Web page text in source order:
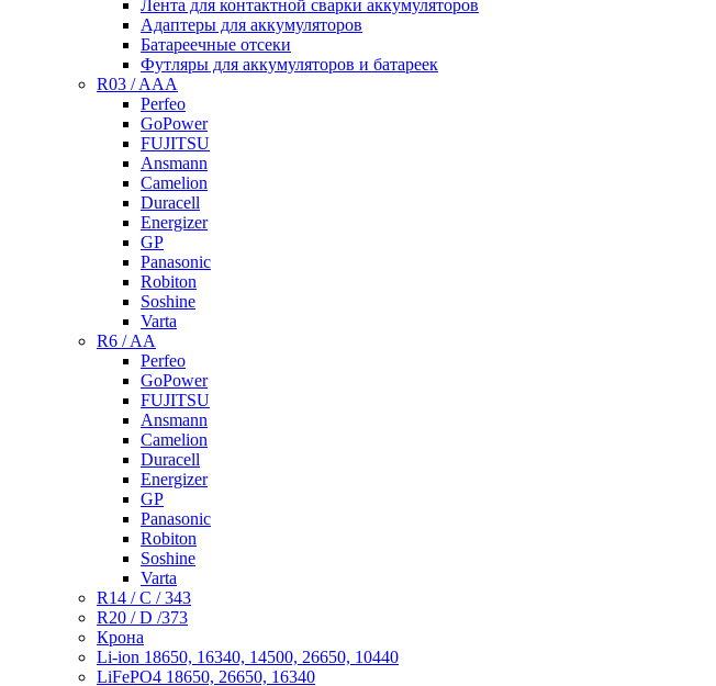
Лента для контактной сварки аккумуляторов
Адаптеры для аккумуляторов
Батареечные отсеки
Футляры для аккумуляторов и батареек
R03 / AAA
Perfeo
GoPower
FUJITSU
Ansmann
Camelion
Duracell
Energizer
GP
Panasonic
Robiton
Soshine
Varta
R6 / AA
Perfeo
GoPower
FUJITSU
Ansmann
Camelion
Duracell
Energizer
GP
Panasonic
Robiton
Soshine
Varta
R14 / C / 343
R20 / D /373
Крона
Li-ion 18650, 16340, 14500, 26650, 10440
LiFePO4 18650, 26650, 16340